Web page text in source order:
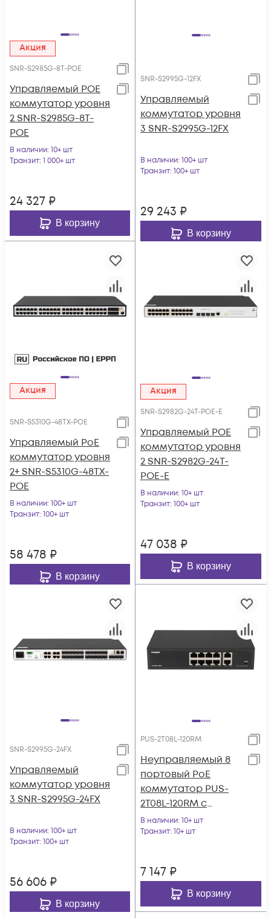
Акция
SNR-S2985G-8T-POE
Управляемый POE
коммутатор уровня
2 SNR-S2985G-8T-
POE
В наличии: 10+ шт
Транзит: 1 000+ шт
24 327 ₽
В корзину
SNR-S2995G-12FX
Управляемый
коммутатор уровня
3 SNR-S2995G-12FX
В наличии: 100+ шт
Транзит: 100+ шт
29 243 ₽
В корзину
Акция
SNR-S5310G-48TX-POE
Управляемый PoE
коммутатор уровня
2+ SNR-S5310G-48TX-
POE
В наличии: 100+ шт
Транзит: 100+ шт
58 478 ₽
В корзину
Акция
SNR-S2982G-24T-POE-E
Управляемый POE
коммутатор уровня
2 SNR-S2982G-24T-
POE-E
В наличии: 10+ шт
Транзит: 100+ шт
47 038 ₽
В корзину
SNR-S2995G-24FX
Управляемый
коммутатор уровня
3 SNR-S2995G-24FX
В наличии: 100+ шт
Транзит: 100+ шт
56 606 ₽
В корзину
PUS-2T08L-120RM
Неуправляемый 8
портовый PoE
коммутатор PUS-
2T08L-120RM с
возможностью
установки в стойку
В наличии: 10+ шт
Транзит: 10+ шт
7 147 ₽
В корзину